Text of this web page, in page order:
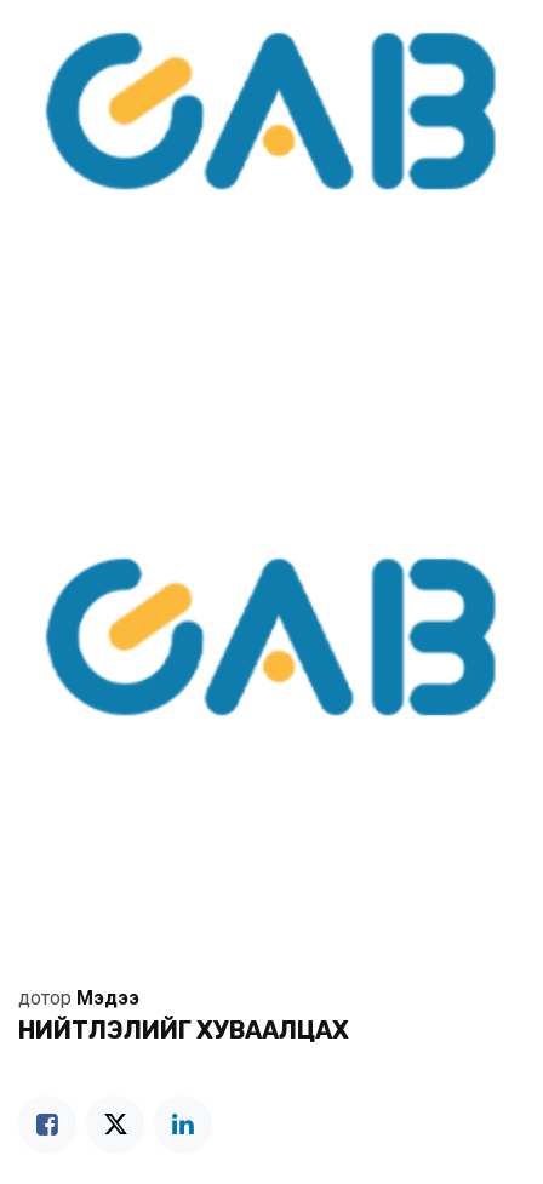
дотор Мэдээ
НИЙТЛЭЛИЙГ ХУВААЛЦАХ